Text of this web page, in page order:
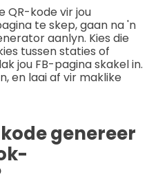
QR-kode vir jou
te skep, gaan na 'n
aanlyn. Kies die
tussen staties of
jou FB-pagina skakel in.
en laai af vir maklike
genereer